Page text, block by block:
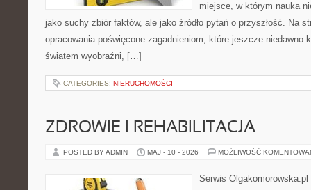
miejsce, w którym nauka
jako suchy zbiór faktów, ale jako źródło pytań o przyszłość. Na
opracowania poświęcone zagadnieniom, które jeszcze niedawno
światem wyobraźni, […]
CATEGORIES: NIERUCHOMOŚCI
ZDROWIE I REHABILITACJA
POSTED BY ADMIN MAJ - 10 - 2026 MOŻLIWOŚĆ
Serwis